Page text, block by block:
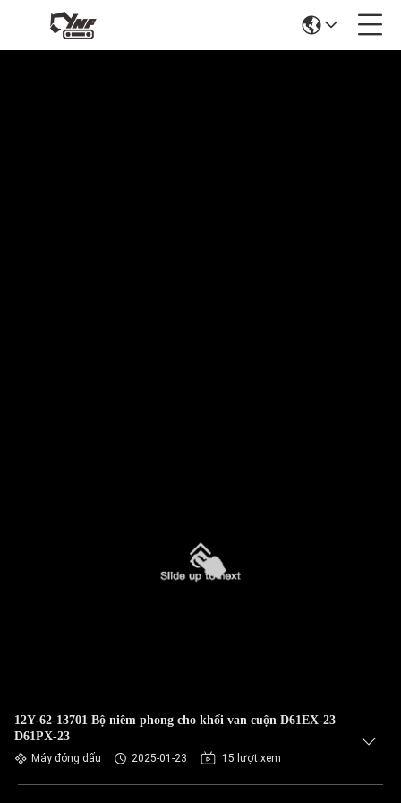
12Y-62-13701 Bộ niêm phong cho khối van cuộn D61EX-23
D61PX-23
Máy đóng dấu 2025-01-23 15 lượt xem